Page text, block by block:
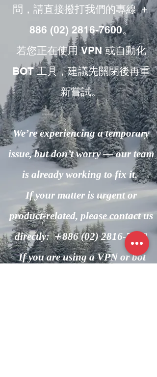
問，請直接撥打我們的專線 ＋
886 (02) 2816-7600。
若您正在使用 VPN 或自動化
BOT 工具，建議先關閉後再重
新嘗試。
We’re experiencing a temporary
issue, but don’t worry — our team
is already working to fix it.
If your matter is urgent or
product-related, please contact us
directly: ＋886(02) 2816-7600
If you are using a VPN or bot